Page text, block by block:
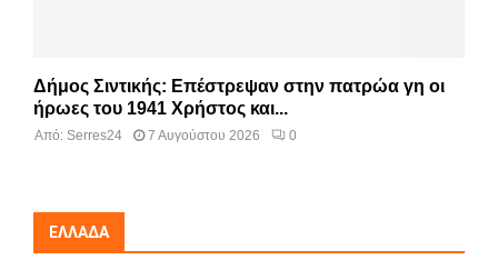
Δήμος Σιντικής: Επέστρεψαν στην πατρώα γη οι
ήρωες του 1941 Χρήστος και...
Από: Serres24 7 Αυγούστου 2026 0
ΕΛΛΆΔΑ